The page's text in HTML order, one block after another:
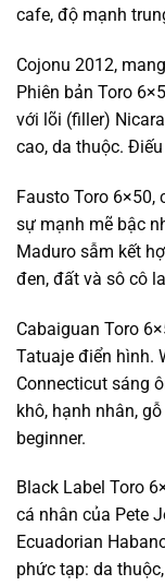
cafe, độ mạnh
Cojonu 2012,
Phiên bản Toro
với lõi (filler)
cao, da thuộc.
Fausto Toro 6×50,
sự mạnh mẽ bậc
Maduro sẫm kết
đen, đất và sô cô
Cabaiguan Toro
Tatuaje điển hình.
Connecticut sáng
khô, hạnh nhân,
beginner.
Black Label Toro
cá nhân của Pete
Ecuadorian
phức tạp: da